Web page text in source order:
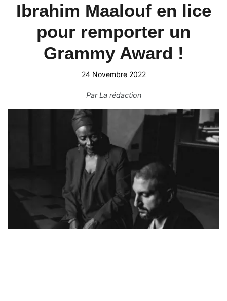
Ibrahim Maalouf en lice
pour remporter un
Grammy Award !
24 Novembre 2022
ParLa rédaction